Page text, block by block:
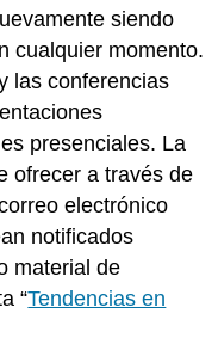
siendo
cualquier momento.
las conferencias
presenciales. La
ofrecer a través de
electrónico
notificados
material de
“Tendencias en